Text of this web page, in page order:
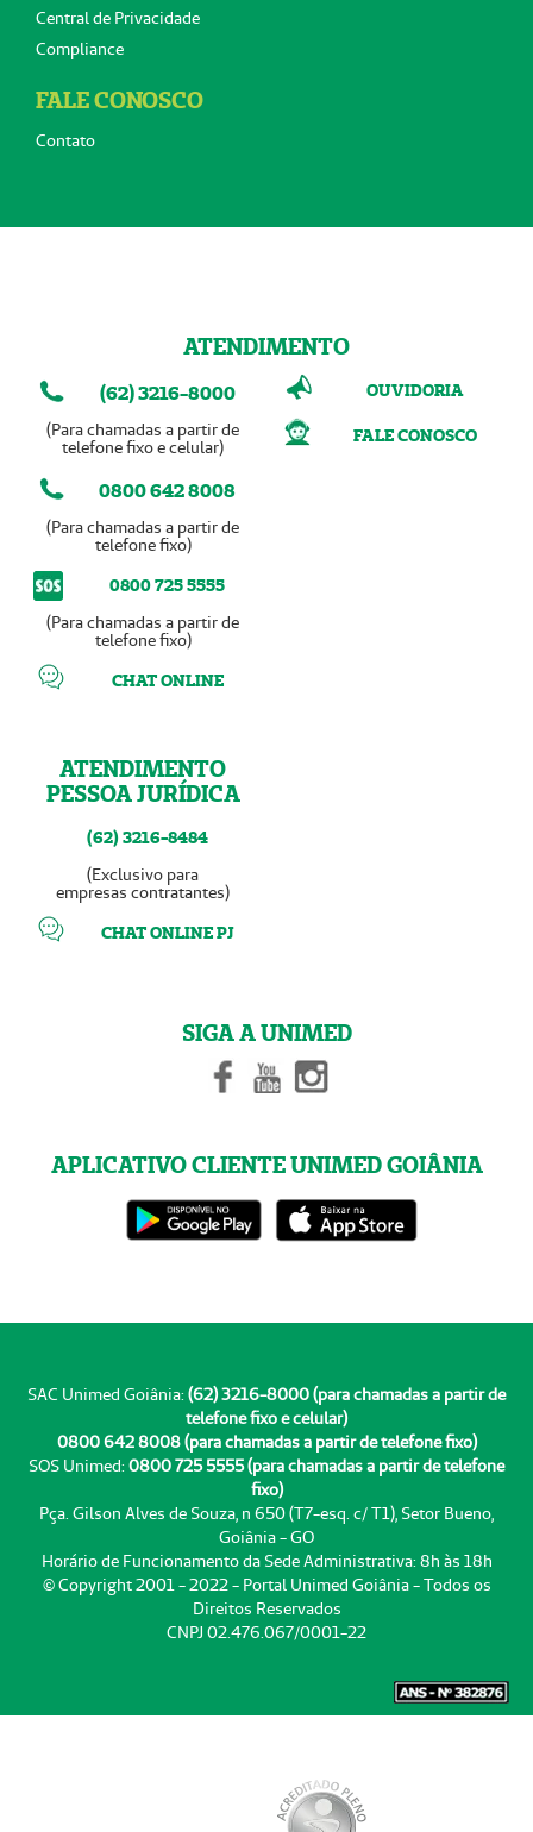
Central de Privacidade
Compliance
FALE CONOSCO
Contato
ATENDIMENTO
(62) 3216-8000
(Para chamadas a partir de
telefone fixo e celular)
0800 642 8008
(Para chamadas a partir de
telefone fixo)
0800 725 5555
(Para chamadas a partir de
telefone fixo)
CHAT ONLINE
ATENDIMENTO
PESSOA JURÍDICA
(62) 3216-8484
(Exclusivo para
empresas contratantes)
CHAT ONLINE PJ
OUVIDORIA
FALE CONOSCO
SIGA A UNIMED
APLICATIVO CLIENTE UNIMED GOIÂNIA
SAC Unimed Goiânia: (62) 3216-8000 (para chamadas a partir de
telefone fixo e celular)
0800 642 8008 (para chamadas a partir de telefone fixo)
SOS Unimed: 0800 725 5555 (para chamadas a partir de telefone
fixo)
Pça. Gilson Alves de Souza, n 650 (T7-esq. c/ T1), Setor Bueno,
Goiânia - GO
Horário de Funcionamento da Sede Administrativa: 8h às 18h
© Copyright 2001 - 2022 - Portal Unimed Goiânia - Todos os
Direitos Reservados
CNPJ 02.476.067/0001-22